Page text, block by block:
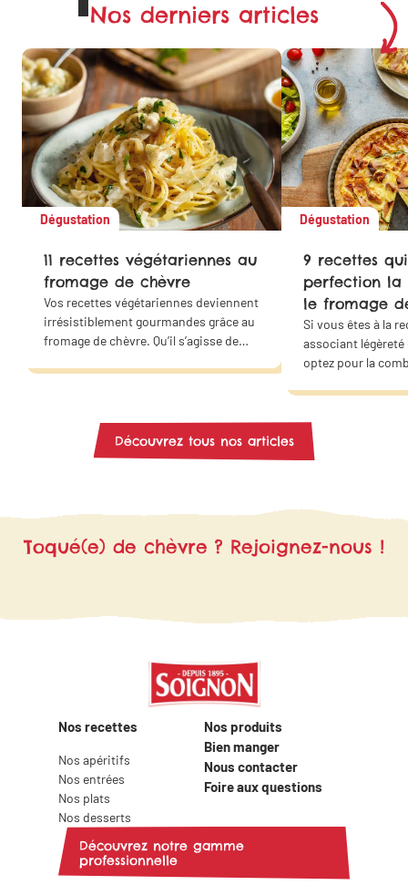
Nos derniers articles
Dégustation
11 recettes végétariennes au
fromage de chèvre
Vos recettes végétariennes deviennent
irrésistiblement gourmandes grâce au
fromage de chèvre. Qu’il s’agisse de
monsieur, de salades ou de wraps…
de ce fromage la star de vos plats
végétariens ! Grâce à nos idées
Dégustation
9 recettes
perfection la
le fromage
Si vous êtes à la
associant
optez pour la
chèvre. Offrez un
douceur à votre
même !
Découvrez tous nos articles
Toqué(e) de chèvre ? Rejoignez-nous !
Nos recettes
Nos apéritifs
Nos entrées
Nos plats
Nos desserts
Nos produits
Bien manger
Nous contacter
Foire aux questions
Découvrez notre gamme
professionnelle